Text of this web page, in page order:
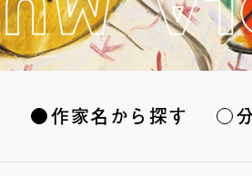
作家名から探す